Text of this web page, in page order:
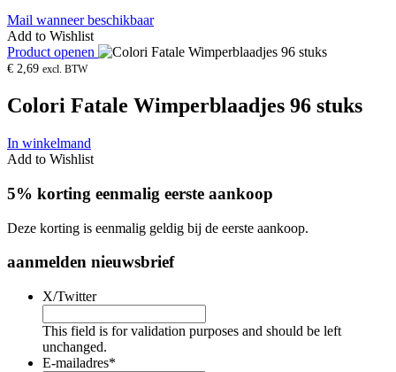
Mail wanneer beschikbaar
Add to Wishlist
Product openen
€ 2,69 excl. BTW
Colori Fatale Wimperblaadjes 96 stuks
In winkelmand
Add to Wishlist
5% korting eenmalig eerste aankoop
Deze korting is eenmalig geldig bij de eerste aankoop.
aanmelden nieuwsbrief
X/Twitter
This field is for validation purposes and should be left
unchanged.
E-mailadres*